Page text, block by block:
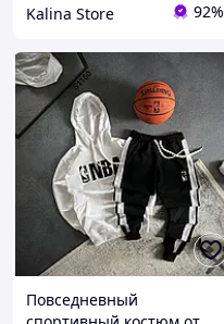
Kalina Store 92%
Повседневный